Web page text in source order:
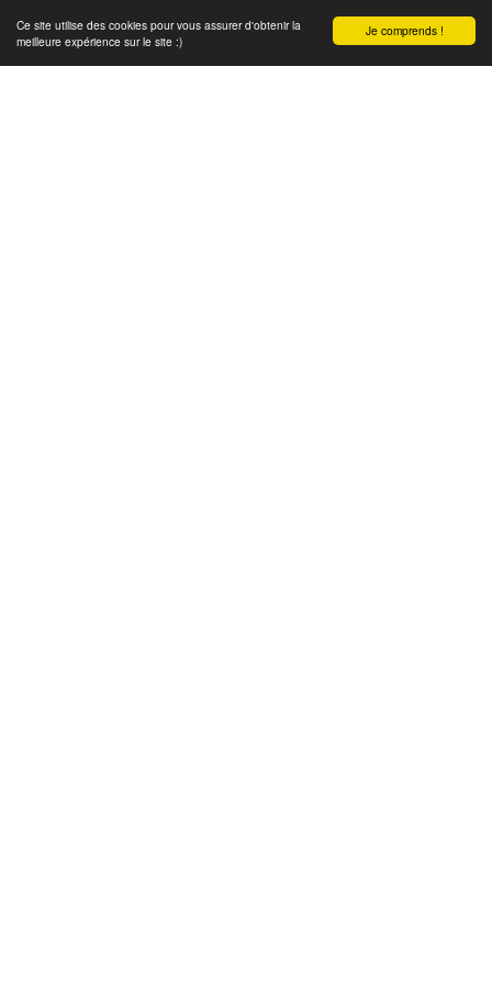
Je comprends !
Ce site utilise des cookies pour vous assurer d'obtenir la
meilleure expérience sur le site :)